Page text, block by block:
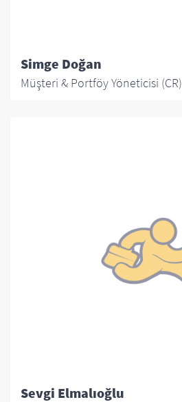
Simge Doğan
Müşteri & Portföy Yöneticisi (CR)
Sevgi Elmalıoğlu